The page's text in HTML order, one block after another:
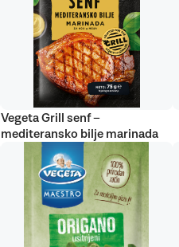
Vegeta Grill senf –
mediteransko bilje marinada